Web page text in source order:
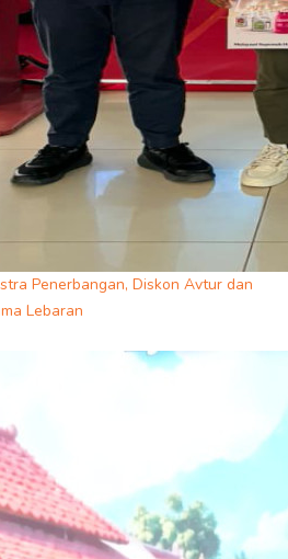
Penerbangan, Diskon Avtur dan
Lebaran